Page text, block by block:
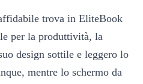
trova in EliteBook
per la produttività, la
design sottile e leggero lo
mentre lo schermo da